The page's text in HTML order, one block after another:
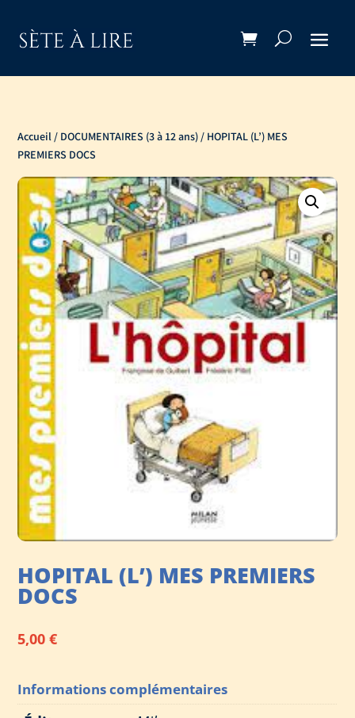
Accueil / DOCUMENTAIRES (3 à 12 ans) / HOPITAL (L’) MES
PREMIERS DOCS
HOPITAL (L’) MES PREMIERS
DOCS
5,00€
Informations complémentaires